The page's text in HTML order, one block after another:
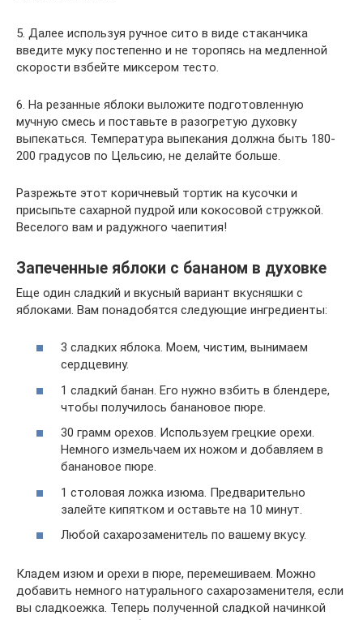
5. Далее используя ручное сито в виде стаканчика
введите муку постепенно и не торопясь на медленной
скорости взбейте миксером тесто.
6. На резанные яблоки выложите подготовленную
мучную смесь и поставьте в разогретую духовку
выпекаться. Температура выпекания должна быть 180-
200 градусов по Цельсию, не делайте больше.
Разрежьте этот коричневый тортик на кусочки и
присыпьте сахарной пудрой или кокосовой стружкой.
Веселого вам и радужного чаепития!
Запеченные яблоки с бананом в духовке
Еще один сладкий и вкусный вариант вкусняшки с
яблоками. Вам понадобятся следующие ингредиенты:
3 сладких яблока. Моем, чистим, вынимаем
сердцевину.
1 сладкий банан. Его нужно взбить в блендере,
чтобы получилось банановое пюре.
30 грамм орехов. Используем грецкие орехи.
Немного измельчаем их ножом и добавляем в
банановое пюре.
1 столовая ложка изюма. Предварительно
залейте кипятком и оставьте на 10 минут.
Любой сахарозаменитель по вашему вкусу.
Кладем изюм и орехи в пюре, перемешиваем. Можно
добавить немного натурального сахарозаменителя, если
вы сладкоежка. Теперь полученной сладкой начинкой